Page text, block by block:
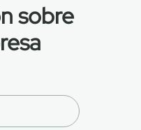
sobre